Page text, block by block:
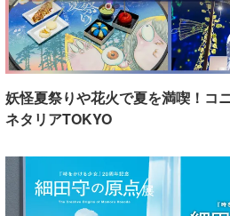
妖怪夏祭りや花火で夏を満喫！コ
ネタリアTOKYO